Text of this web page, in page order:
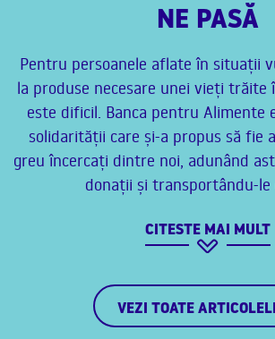
NE PASĂ
Pentru persoanele aflate în situații
la produse necesare unei vieți trăite
este dificil. Banca pentru Alimente
solidarității care și-a propus să fie
greu încercați dintre noi, adunând
donații și transportându-le
CITESTE MAI MULT
VEZI TOATE